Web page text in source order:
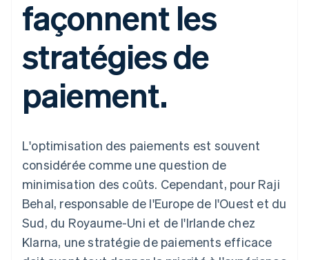
Moyens de
paiement
Accès à plus
de 125
Terminal
personne
Authorization
optimisée
Link
Paiements
accélérés
Connections
Comptes
financiers
associés
Recognition
Comptabilité
automatisée
Stripe Sigma
Rapports
personnalisés
Synchronisation
des données
l’application
Marketplaces
Gestion financière
Plateformes
SaaS
Entreprises d'IA
Économie des
créateurs
Jeux
Hôtellerie, voyages et
loisirs
Assurance
Médias et
divertissements
Organisations à but
Gérer des
abonnements
Proposer une
facturation à l'usage
Émettre des cartes
bancaires adossées à
des stablecoins
Fournir et gérer des
services avec des
Ressources
Intégrations
d'applications
Exemples de code
Blog des développeurs
Entreprise
Feuille de route
produits
Sessions : conférence
Carrières
Communiqués de
Contact
Contacter notre équipe
Devenir partenaire
façonnent les
stratégies de
paiement.
L'optimisation des paiements est souvent
considérée comme une question de
minimisation des coûts. Cependant, pour Raji
Behal, responsable de l'Europe de l'Ouest et du
Sud, du Royaume-Uni et de l'Irlande chez
Klarna, une stratégie de paiements efficace